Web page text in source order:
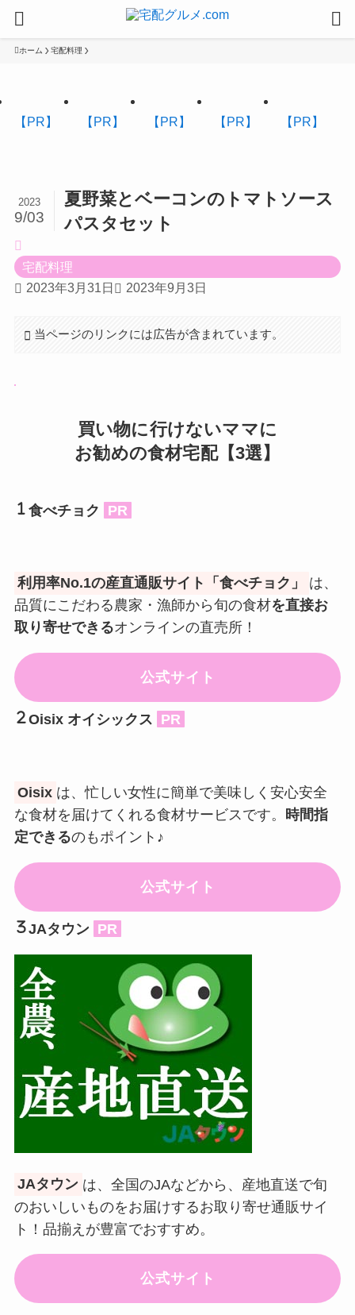
ホーム 宅配料理
【PR】 【PR】 【PR】 【PR】 【PR】
夏野菜とベーコンのトマトソース
パスタセット
2023
9/03
宅配料理
2023年3月31日
2023年9月3日
当ページのリンクには広告が含まれています。
買い物に行けないママに
お勧めの食材宅配【3選】
食べチョク PR
利用率No.1の産直通販サイト「食べチョク」
は、
品質にこだわる農家・漁師から旬の食材を直接お
取り寄せできるオンラインの直売所！
公式サイト
Oisix オイシックス PR
Oisix は、忙しい女性に簡単で美味しく安心安全
な食材を届けてくれる食材サービスです。 時間指
定できるのもポイント♪
公式サイト
JAタウン PR
JAタウン は、全国のJAなどから、産地直送で旬
のおいしいものをお届けするお取り寄せ通販サイ
ト！品揃えが豊富でおすすめ。
公式サイト